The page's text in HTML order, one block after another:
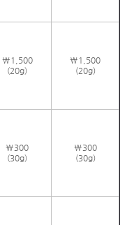
\1,500
(20g)
\1,500
(20g)
\300
(30g)
\300
(30g)